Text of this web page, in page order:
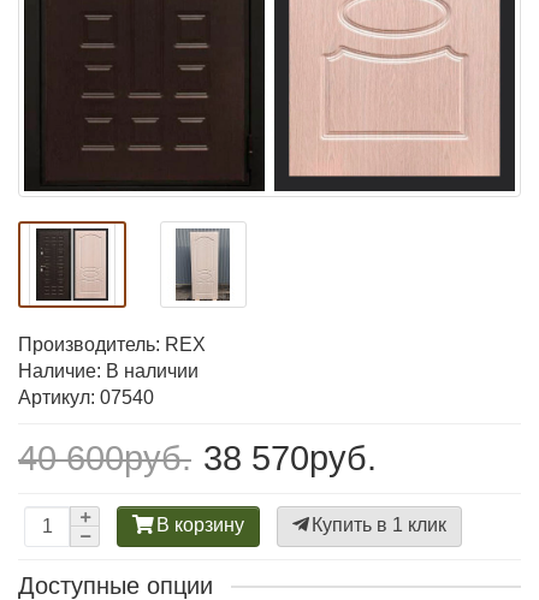
Производитель: REX
Наличие: В наличии
Артикул: 07540
40 600руб. 38 570руб.
В корзину Купить в 1 клик
Доступные опции